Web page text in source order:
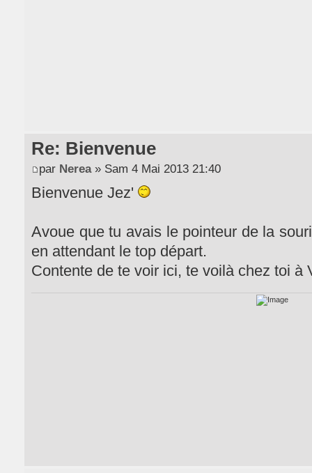
Re: Bienvenue
par Nerea» Sam 4 Mai 2013 21:40
Bienvenue Jez'
Avoue que tu avais le pointeur de la
en attendant le top départ.
Contente de te voir ici, te voilà chez toi à